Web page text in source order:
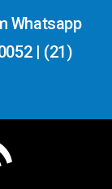
Whatsapp
| (21)